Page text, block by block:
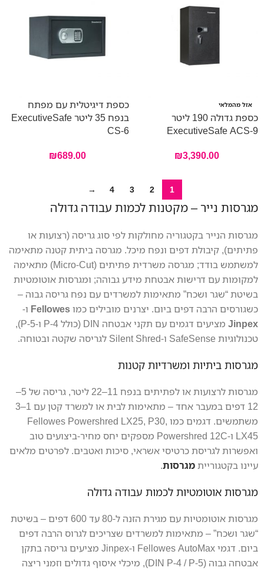
אזל מהמלאי
כספת גדולה 190 ליטר
ExecutiveSafe ACS-9
₪3,390.00
כספת דיגיטלית עם מפתח
בנפח 35 ליטר ExecutiveSafe
CS-6
₪689.00
1
2
3
4
→
מגרסות נייר – מקטנות לכמות עבודה גדולה
מגרסות הנייר בקטגוריה מחולקות לפי סוג גריסה (רצועות או
פתיתים), קיבולת דפים ונפח מיכל. מגרסה ביתית קטנה מתאימה
למשתמש בודד; מגרסה משרדית פתיתים (Micro-Cut) מתאימה
למקומות עם דרישות אבטחת מידע גבוהה; ומגרסות אוטומטיות
בשיטת “שגר ושכח” מתאימות למשרדים עם נפח גריסה גבוה –
כשגורסים הרבה דפים ביום. יצרנים מובילים כמוFellowes ו-
Jinpex
מציעים דגמים עם תקני אבטחה DIN (כולל P-4 ו-P-5),
טכנולוגיות SafeSense ו-Silent Shred לגריסה שקטה ובטוחה.
מגרסות ביתיות ומשרדיות קטנות
מגרסות לרצועות או לפתיתים בנפח 11–22 ליטר, גריסה של 5–
12 דפים במעבר אחד – מתאימות לבית או למשרד קטן עם 1–3
משתמשים. דגמים כמו Fellowes Powershred LX25, P30,
LX45 ו-Powershred 12C מספקים יחס מחיר-ביצועים טוב
ואפשרות לגריסת כרטיסי אשראי, סיכות ואטבים. לפרטים מלאים
עיינו בקטגורייתמגרסות.
מגרסות אוטומטיות לכמות עבודה גדולה
מגרסות אוטומטיות עם מגירת הזנה ל-80 עד 600 דפים – בשיטת
“שגר ושכח” – מתאימות למשרדים שצריכים לגרוס הרבה דפים
ביום. דגמי Fellowes AutoMax ו-Jinpex מציעים גריסה בתקן
אבטחה גבוה (DIN P-4 / P-5), מיכלי איסוף גדולים וזמני ריצה